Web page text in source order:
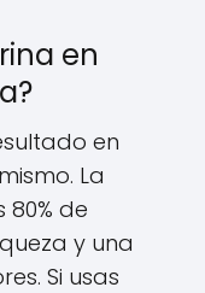
en
en
La
de
y una
Si usas